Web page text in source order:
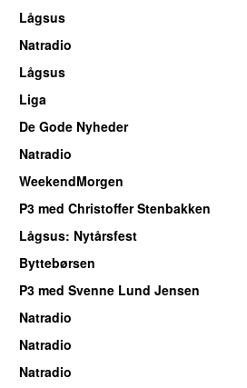
Lågsus
Natradio
Lågsus
Liga
De Gode Nyheder
Natradio
WeekendMorgen
P3 med Christoffer Stenbakken
Lågsus: Nytårsfest
Byttebørsen
P3 med Svenne Lund Jensen
Natradio
Natradio
Natradio